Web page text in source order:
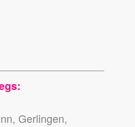
Gerlingen,